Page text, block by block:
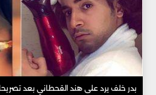
بدر خلف يرد على هند القحطاني بعد